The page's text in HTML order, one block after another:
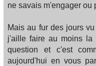
ne savais m'engager ou
Mais au fur des jours
j'aille faire au moins la
question et c'est
aujourd'hui en vous